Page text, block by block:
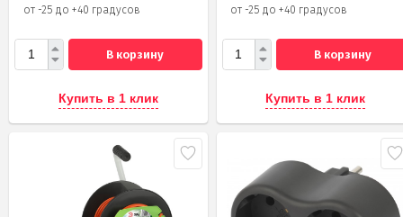
от -25 до +40 градусов
В корзину
Купить в 1 клик
от -25 до +40 градусов
В корзину
Купить в 1 клик